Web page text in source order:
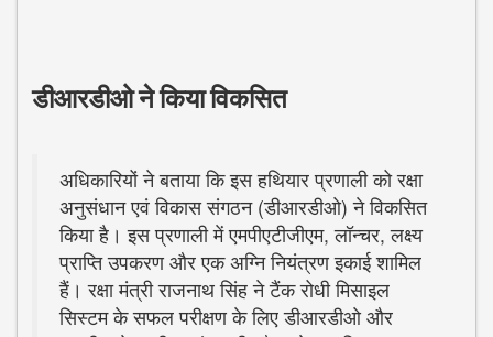
डीआरडीओ ने किया विकसित
अधिकारियों ने बताया कि इस हथियार प्रणाली को रक्षा
अनुसंधान एवं विकास संगठन (डीआरडीओ) ने विकसित
किया है। इस प्रणाली में एमपीएटीजीएम, लॉन्चर, लक्ष्य
प्राप्ति उपकरण और एक अग्नि नियंत्रण इकाई शामिल
हैं। रक्षा मंत्री राजनाथ सिंह ने टैंक रोधी मिसाइल
सिस्टम के सफल परीक्षण के लिए डीआरडीओ और